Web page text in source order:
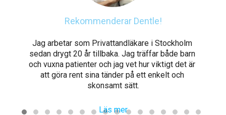
Rekommenderar Dentle!
Jag arbetar som Privattandläkare i Stockholm
sedan drygt 20 år tillbaka. Jag träffar både barn
och vuxna patienter och jag vet hur viktigt det är
att göra rent sina tänder på ett enkelt och
skonsamt sätt.
Läs mer